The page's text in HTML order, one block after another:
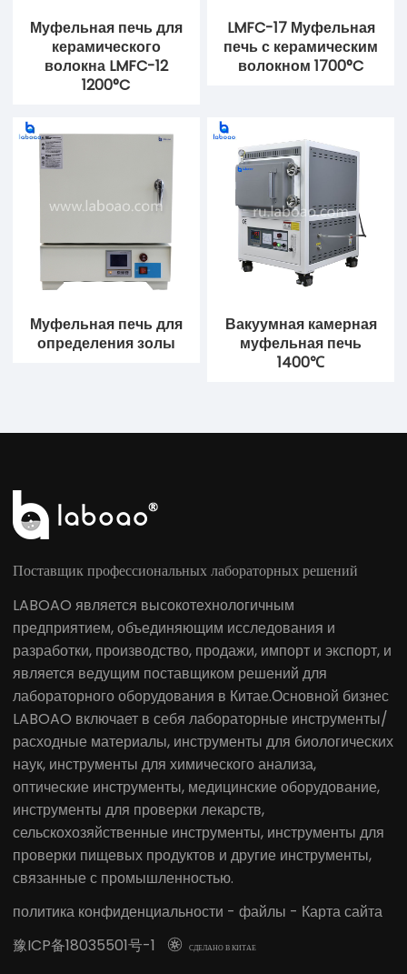
Муфельная печь для
керамического
волокна LMFC-12
1200°C
LMFC-17 Муфельная
печь с керамическим
волокном 1700°C
Муфельная печь для
определения золы
Вакуумная камерная
муфельная печь
1400℃
Поставщик профессиональных лабораторных решений
LABOAO является высокотехнологичным
предприятием, объединяющим исследования и
разработки, производство, продажи, импорт и экспорт, и
является ведущим поставщиком решений для
лабораторного оборудования в Китае.Основной бизнес
LABOAO включает в себя лабораторные инструменты/
расходные материалы, инструменты для биологических
наук, инструменты для химического анализа,
оптические инструменты, медицинские оборудование,
инструменты для проверки лекарств,
сельскохозяйственные инструменты, инструменты для
проверки пищевых продуктов и другие инструменты,
связанные с промышленностью.
политика конфиденциальности - файлы - Карта сайта
豫ICP备18035501号-1
 СДЕЛАНО В КИТАЕ